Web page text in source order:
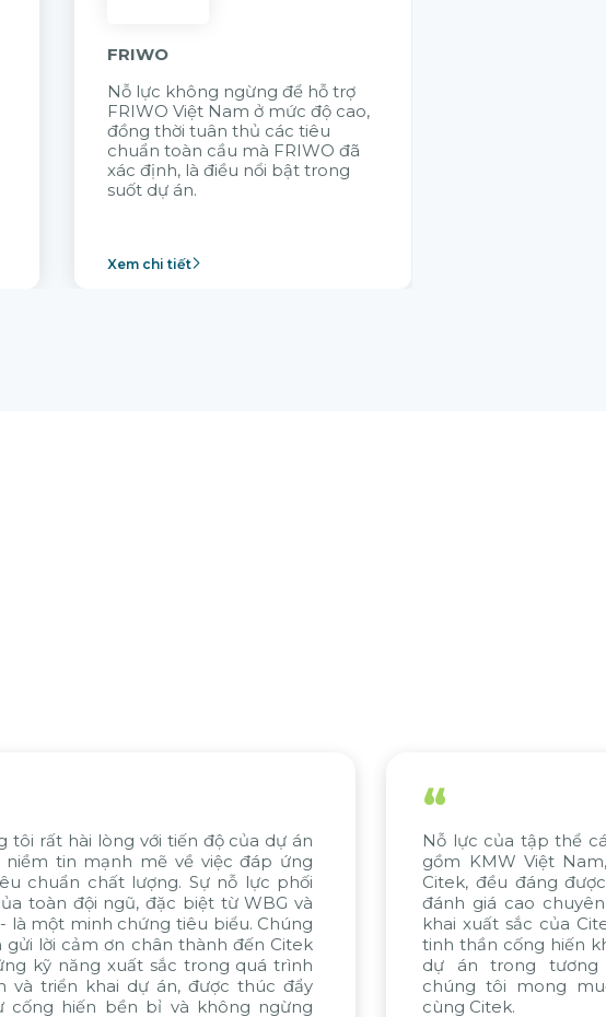
FRIWO
Nỗ lực không ngừng để hỗ trợ
FRIWO Việt Nam ở mức độ cao,
đồng thời tuân thủ các tiêu
chuẩn toàn cầu mà FRIWO đã
xác định, là điều nổi bật trong
suốt dự án.
Xem chi tiết
Nỗ lực của tập thể các bên liên quan, bao
gồm KMW Việt Nam, KMW Hàn Quốc và
Citek, đều đáng được ghi nhận. Chúng tôi
đánh giá cao chuyên môn tư vấn và triển
khai xuất sắc của Citek, được thể hiện qua
tinh thần cống hiến không ngừng. Nếu các
dự án trong tương lai được thực hiện,
chúng tôi mong muốn tiếp tục hợp tác
cùng Citek.
Chúng tôi
khoa học
cách tiếp
Hệ thống
đề sản
nền tảng
NaMilux
xu hướng
đổi số.